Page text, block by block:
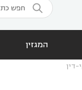

המגזין
דין